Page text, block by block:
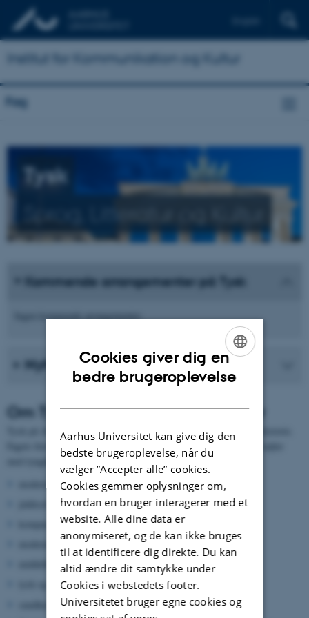
Institut for Kommunikation og Kultur
Fag
Tysk
Kommende arrangementer på Tysk
Ingen kommende arrangementer.
Nyheder fra instituttet
Om Tysk Sprog, Litteratur og Kultur
Tysk på AU rummer fokusområderne sprog, litteratur, kultur og historie.
Fagets forskere har deres særlige ekspertiser inden for disse fire søjler
med tyngdepunkter inden for følgende områder:
moderne grammatik
komparativ germansk lingvistik
moderne litteratur og filosofi
middelhøjtysk litteratur
tysk og nederlandsk religiøs litteratur i det 15. århundrede
sundhedskultur og Lebensreform
ENGLISH
Cookies giver dig en
bedre brugeroplevelse
Aarhus Universitet kan give dig den
bedste brugeroplevelse, når du
vælger ”Accepter alle” cookies.
Cookies gemmer oplysninger om,
hvordan en bruger interagerer med et
website. Alle dine data er
anonymiseret, og de kan ikke bruges
til at identificere dig direkte. Du kan
altid ændre dit samtykke under
Cookies i webstedets footer.
Universitetet bruger egne cookies og